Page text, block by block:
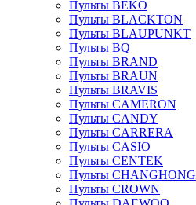
Пульты BEKO
Пульты BLACKTON
Пульты BLAUPUNKT
Пульты BQ
Пульты BRAND
Пульты BRAUN
Пульты BRAVIS
Пульты CAMERON
Пульты CANDY
Пульты CARRERA
Пульты CASIO
Пульты CENTEK
Пульты CHANGHONG
Пульты CROWN